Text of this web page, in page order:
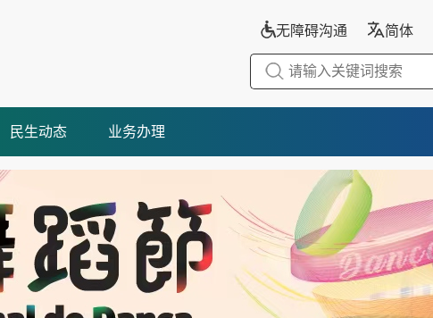
无障碍沟通 简体
民生动态 业务办理